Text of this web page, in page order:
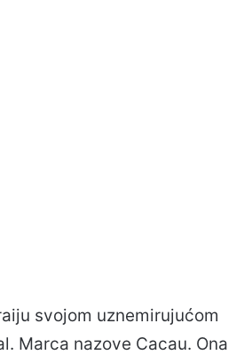
svojom uznemirujućom
Marca nazove Cacau. Ona